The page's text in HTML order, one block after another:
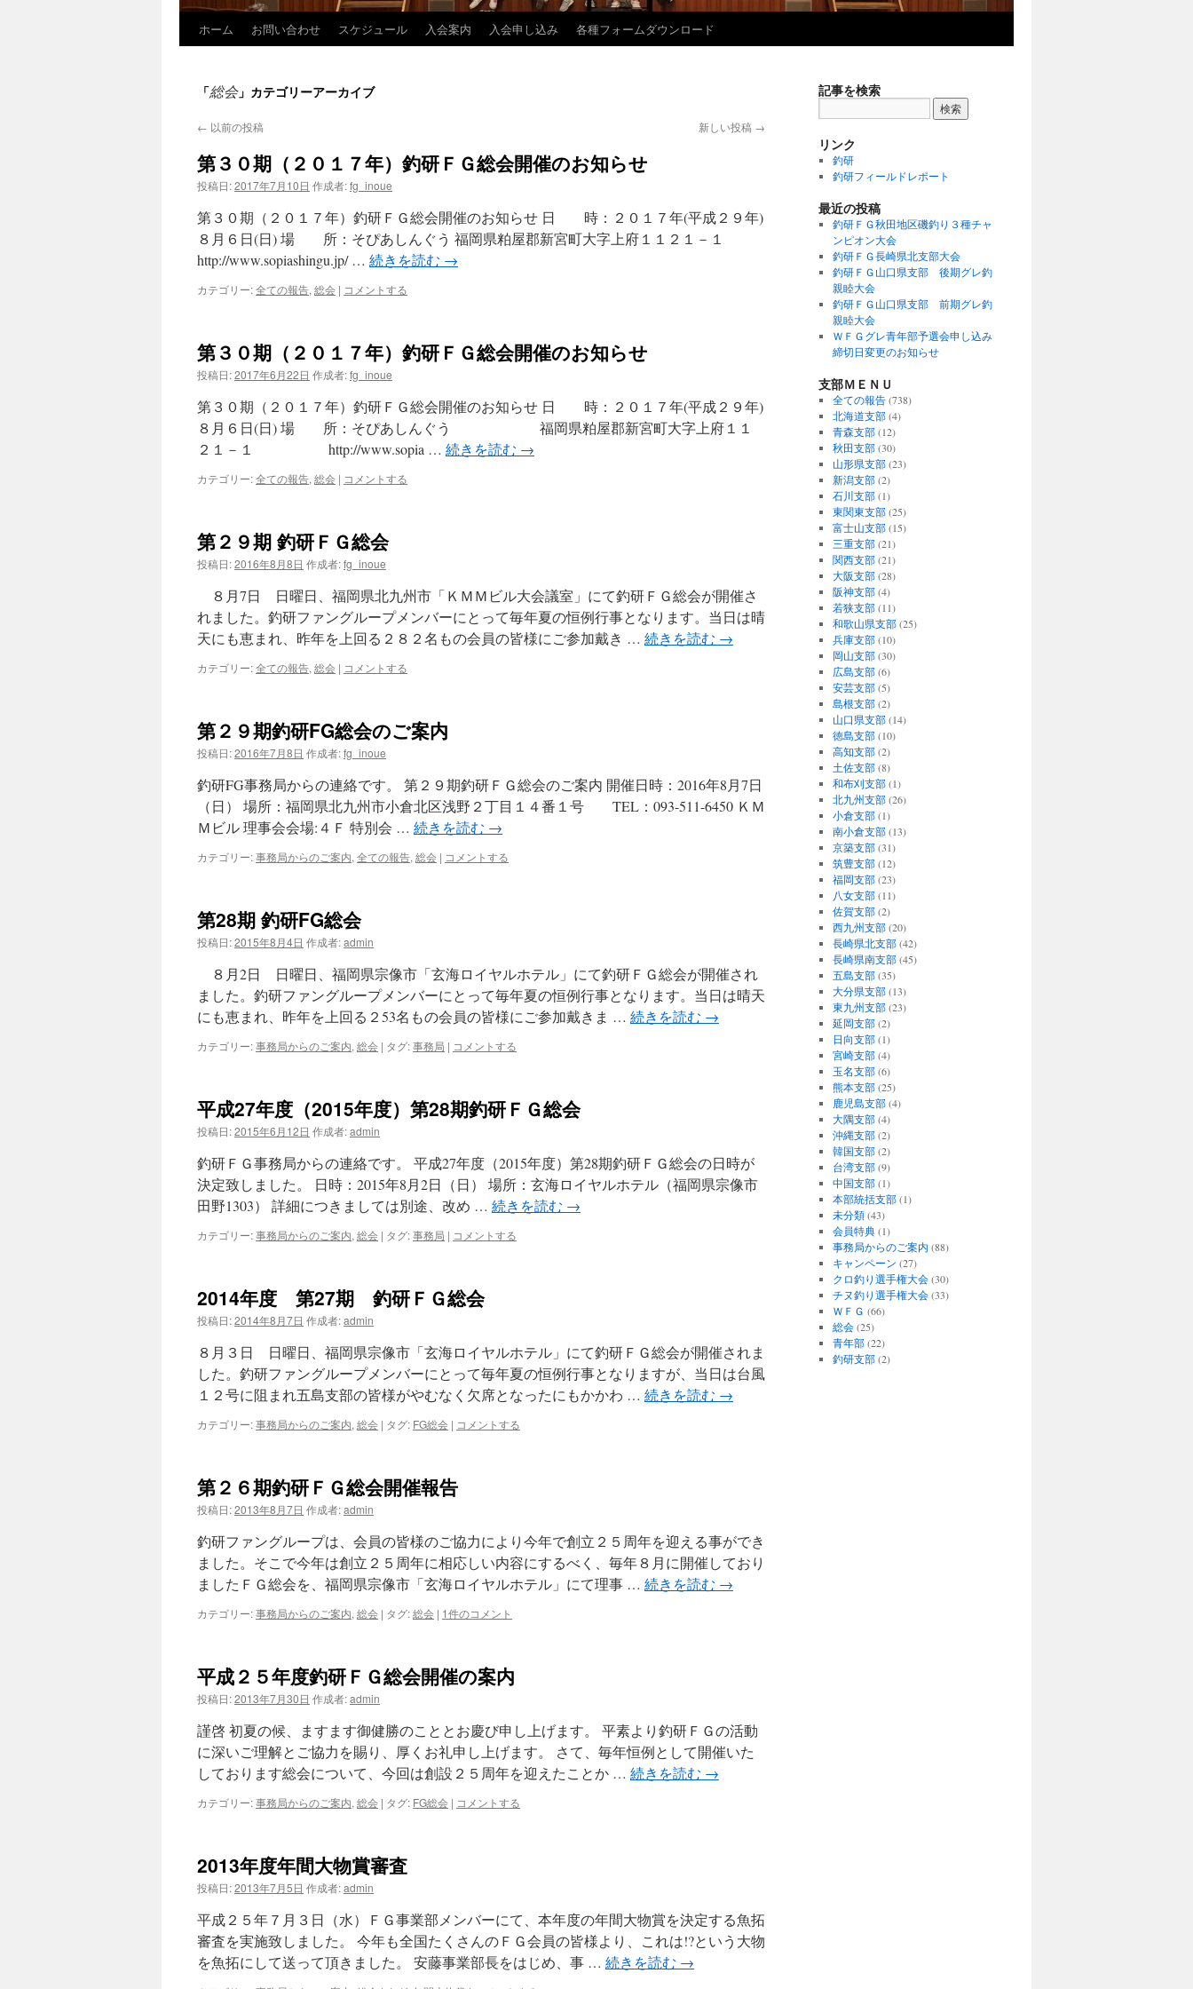
ン
ツ
キ
ッ
ホーム お問い合わせ スケジュール 入会案内 入会申し込み 各種フォームダウンロード
「総会」カテゴリーアーカイブ
← 以前の投稿 新しい投稿 →
第３０期（２０１７年）釣研ＦＧ総会開催のお知らせ
投稿日:2017年7月10日 作成者:fg_inoue
第３０期（２０１７年）釣研ＦＧ総会開催のお知らせ 日 時：２０１７年(平成２９年)
８月６日(日) 場 所：そぴあしんぐう 福岡県粕屋郡新宮町大字上府１１２１－１
http://www.sopiashingu.jp/ … 続きを読む →
カテゴリー:全ての報告, 総会 | コメントする
第３０期（２０１７年）釣研ＦＧ総会開催のお知らせ
投稿日:2017年6月22日 作成者:fg_inoue
第３０期（２０１７年）釣研ＦＧ総会開催のお知らせ 日 時：２０１７年(平成２９年)
８月６日(日) 場 所：そぴあしんぐう 福岡県粕屋郡新宮町大字上府１１
２１－１ http://www.sopia … 続きを読む →
カテゴリー:全ての報告, 総会 | コメントする
第２９期 釣研ＦＧ総会
投稿日:2016年8月8日 作成者:fg_inoue
８月7日 日曜日、福岡県北九州市「ＫＭＭビル大会議室」にて釣研ＦＧ総会が開催さ
れました。釣研ファングループメンバーにとって毎年夏の恒例行事となります。当日は晴
天にも恵まれ、昨年を上回る２８２名もの会員の皆様にご参加戴き … 続きを読む →
カテゴリー:全ての報告, 総会 | コメントする
第２９期釣研FG総会のご案内
投稿日:2016年7月8日 作成者:fg_inoue
釣研FG事務局からの連絡です。 第２９期釣研ＦＧ総会のご案内 開催日時：2016年8月7日
（日） 場所：福岡県北九州市小倉北区浅野２丁目１４番１号 TEL：093-511-6450 ＫＭ
Ｍビル 理事会会場:４Ｆ 特別会 … 続きを読む →
カテゴリー:事務局からのご案内, 全ての報告, 総会 | コメントする
第28期 釣研FG総会
投稿日:2015年8月4日 作成者:admin
８月2日 日曜日、福岡県宗像市「玄海ロイヤルホテル」にて釣研ＦＧ総会が開催され
ました。釣研ファングループメンバーにとって毎年夏の恒例行事となります。当日は晴天
にも恵まれ、昨年を上回る２53名もの会員の皆様にご参加戴きま … 続きを読む →
カテゴリー:事務局からのご案内, 総会 | タグ:事務局 | コメントする
平成27年度（2015年度）第28期釣研ＦＧ総会
投稿日:2015年6月12日 作成者:admin
釣研ＦＧ事務局からの連絡です。 平成27年度（2015年度）第28期釣研ＦＧ総会の日時が
決定致しました。 日時：2015年8月2日（日） 場所：玄海ロイヤルホテル（福岡県宗像市
田野1303） 詳細につきましては別途、改め … 続きを読む →
カテゴリー:事務局からのご案内, 総会 | タグ:事務局 | コメントする
2014年度 第27期 釣研ＦＧ総会
投稿日:2014年8月7日 作成者:admin
８月３日 日曜日、福岡県宗像市「玄海ロイヤルホテル」にて釣研ＦＧ総会が開催されま
した。釣研ファングループメンバーにとって毎年夏の恒例行事となりますが、当日は台風
１２号に阻まれ五島支部の皆様がやむなく欠席となったにもかかわ … 続きを読む →
カテゴリー:事務局からのご案内, 総会 | タグ: FG総会 | コメントする
第２６期釣研ＦＧ総会開催報告
投稿日:2013年8月7日 作成者:admin
釣研ファングループは、会員の皆様のご協力により今年で創立２５周年を迎える事ができ
ました。そこで今年は創立２５周年に相応しい内容にするべく、毎年８月に開催しており
ましたＦＧ総会を、福岡県宗像市「玄海ロイヤルホテル」にて理事 … 続きを読む →
カテゴリー:事務局からのご案内, 総会 | タグ:総会 | 1件のコメント
平成２５年度釣研ＦＧ総会開催の案内
投稿日:2013年7月30日 作成者:admin
謹啓 初夏の候、ますます御健勝のこととお慶び申し上げます。 平素より釣研ＦＧの活動
に深いご理解とご協力を賜り、厚くお礼申し上げます。 さて、毎年恒例として開催いた
しております総会について、今回は創設２５周年を迎えたことか … 続きを読む →
カテゴリー:事務局からのご案内, 総会 | タグ: FG総会 | コメントする
2013年度年間大物賞審査
投稿日:2013年7月5日 作成者:admin
平成２５年７月３日（水）ＦＧ事業部メンバーにて、本年度の年間大物賞を決定する魚拓
審査を実施致しました。 今年も全国たくさんのＦＧ会員の皆様より、これは!?という大物
を魚拓にして送って頂きました。 安藤事業部長をはじめ、事 … 続きを読む →
記事を検索
リンク
釣研
釣研フィールドレポート
最近の投稿
釣研ＦＧ秋田地区磯釣り３種チャ
ンピオン大会
釣研ＦＧ長崎県北支部大会
釣研ＦＧ山口県支部 後期グレ釣
親睦大会
釣研ＦＧ山口県支部 前期グレ釣
親睦大会
ＷＦＧグレ青年部予選会申し込み
締切日変更のお知らせ
支部ＭＥＮＵ
全ての報告(738)
北海道支部(4)
青森支部(12)
秋田支部(30)
山形県支部(23)
新潟支部(2)
石川支部(1)
東関東支部(25)
富士山支部(15)
三重支部(21)
関西支部(21)
大阪支部(28)
阪神支部(4)
若狭支部(11)
和歌山県支部(25)
兵庫支部(10)
岡山支部(30)
広島支部(6)
安芸支部(5)
島根支部(2)
山口県支部(14)
徳島支部(10)
高知支部(2)
土佐支部(8)
和布刈支部(1)
北九州支部(26)
小倉支部(1)
南小倉支部(13)
京築支部(31)
筑豊支部(12)
福岡支部(23)
八女支部(11)
佐賀支部(2)
西九州支部(20)
長崎県北支部(42)
長崎県南支部(45)
五島支部(35)
大分県支部(13)
東九州支部(23)
延岡支部(2)
日向支部(1)
宮崎支部(4)
玉名支部(6)
熊本支部(25)
鹿児島支部(4)
大隅支部(4)
沖縄支部(2)
韓国支部(2)
台湾支部(9)
中国支部(1)
本部統括支部(1)
未分類(43)
会員特典(1)
事務局からのご案内 (88)
キャンペーン (27)
クロ釣り選手権大会(30)
チヌ釣り選手権大会(33)
ＷＦＧ (66)
総会(25)
青年部(22)
釣研支部(2)